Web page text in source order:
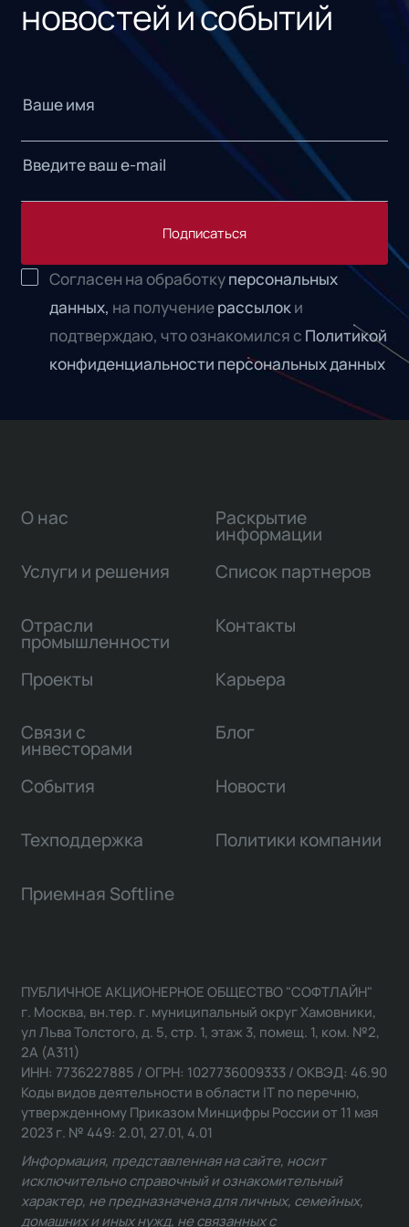
новостей и событий
Подписаться
Согласен на обработкуперсональных
данных, на получениерассылоки
подтверждаю, что ознакомился с Политикой
конфиденциальности персональных данных
О нас
Услуги и решения
Отрасли
промышленности
Проекты
Связи с
инвесторами
Раскрытие
информации
Список партнеров
Контакты
Карьера
Блог
События Новости
Техподдержка Политики компании
Приемная Softline
ПУБЛИЧНОЕ АКЦИОНЕРНОЕ ОБЩЕСТВО "СОФТЛАЙН"
г. Москва, вн.тер. г. муниципальный округ Хамовники,
ул Льва Толстого, д. 5, стр. 1, этаж 3, помещ. 1, ком. №2,
2А (А311)
ИНН: 7736227885 / ОГРН: 1027736009333 / ОКВЭД: 46.90
Коды видов деятельности в области IT по перечню,
утвержденному Приказом Минцифры России от 11 мая
2023 г. № 449: 2.01, 27.01, 4.01
Информация, представленная на сайте, носит
исключительно справочный и ознакомительный
характер, не предназначена для личных, семейных,
домашних и иных нужд, не связанных с